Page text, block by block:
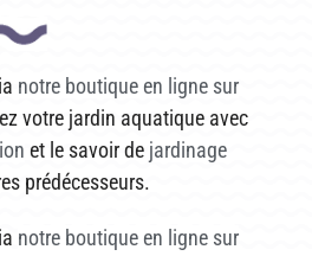
notre boutique en ligne sur
votre jardin aquatique avec
et le savoir de jardinage
prédécesseurs.
notre boutique en ligne sur